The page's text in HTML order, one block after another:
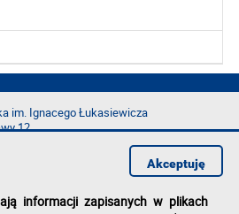
im. Ignacego Łukasiewicza
12
informacji zapisanych w plikach
Akceptuję